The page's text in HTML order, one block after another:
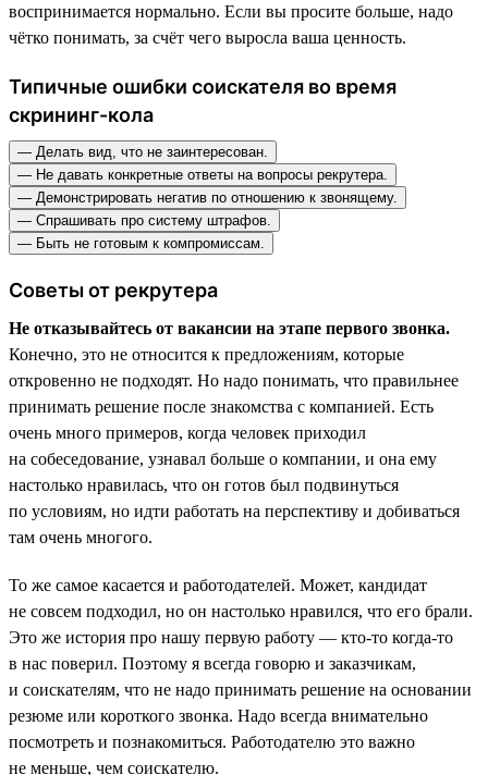
воспринимается нормально. Если вы просите больше, надо
чётко понимать, за счёт чего выросла ваша ценность.
Типичные ошибки соискателя во время
скрининг-кола
— Делать вид, что не заинтересован.
— Не давать конкретные ответы на вопросы рекрутера.
— Демонстрировать негатив по отношению к звонящему.
— Спрашивать про систему штрафов.
— Быть не готовым к компромиссам.
Советы от рекрутера
Не отказывайтесь от вакансии на этапе первого звонка.
Конечно, это не относится к предложениям, которые
откровенно не подходят. Но надо понимать, что правильнее
принимать решение после знакомства с компанией. Есть
очень много примеров, когда человек приходил
на собеседование, узнавал больше о компании, и она ему
настолько нравилась, что он готов был подвинуться
по условиям, но идти работать на перспективу и добиваться
там очень многого.
То же самое касается и работодателей. Может, кандидат
не совсем подходил, но он настолько нравился, что его брали.
Это же история про нашу первую работу — кто-то когда-то
в нас поверил. Поэтому я всегда говорю и заказчикам,
и соискателям, что не надо принимать решение на основании
резюме или короткого звонка. Надо всегда внимательно
посмотреть и познакомиться. Работодателю это важно
не меньше, чем соискателю.